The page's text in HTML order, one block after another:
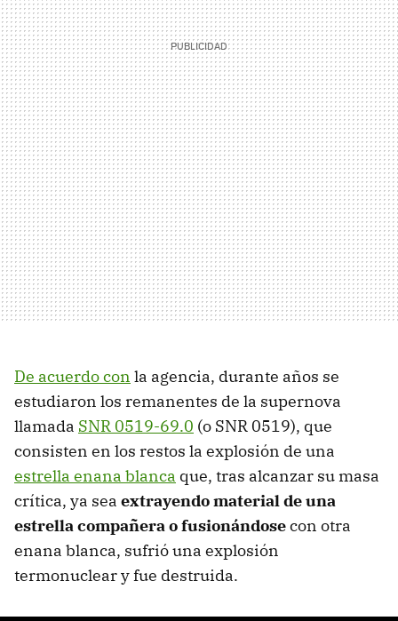
De acuerdo con la agencia, durante años se
estudiaron los remanentes de la supernova
llamada SNR 0519-69.0 (o SNR 0519), que
consisten en los restos la explosión de una
estrella enana blanca que, tras alcanzar su masa
crítica, ya sea extrayendo material de una
estrella compañera o fusionándosecon otra
enana blanca, sufrió una explosión
termonuclear y fue destruida.